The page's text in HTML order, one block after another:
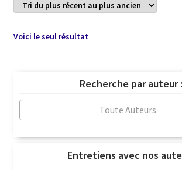
Voici le seul résultat
Recherche par auteur :
Toute Auteurs
Entretiens avec nos